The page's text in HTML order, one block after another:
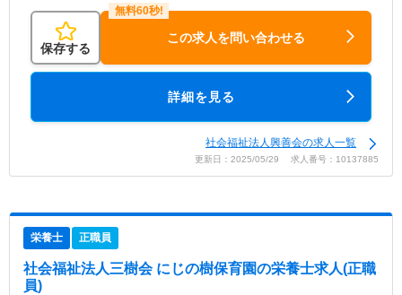
保存する
この求人を問い合わせる
詳細を見る
社会福祉法人興善会の求人一覧
更新日：2025/05/29 求人番号：10137885
栄養士 正職員
社会福祉法人三樹会 にじの樹保育園の栄養士求人(正職
員)